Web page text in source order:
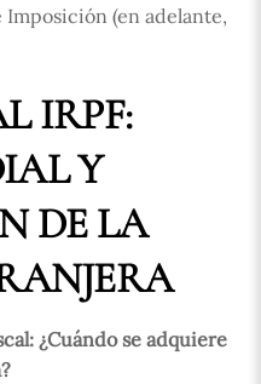
(en adelante,
IRPF:
Y
DE LA
¿Cuándo se adquiere
?